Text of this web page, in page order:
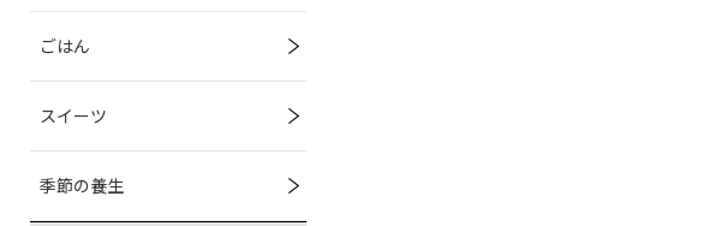
ごはん
スイーツ
季節の養生